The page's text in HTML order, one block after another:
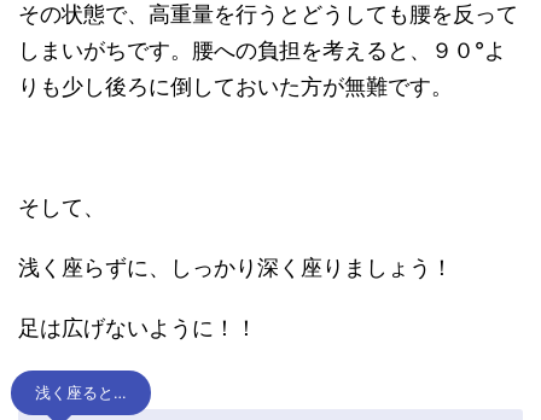
その状態で、高重量を行うとどうしても腰を反って
しまいがちです。腰への負担を考えると、９０°よ
りも少し後ろに倒しておいた方が無難です。
そして、
浅く座らずに、しっかり深く座りましょう！
足は広げないように！！
浅く座ると…